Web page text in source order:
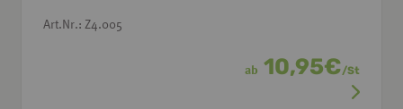
Art.Nr.: Z4.005
ab 10,95€/St